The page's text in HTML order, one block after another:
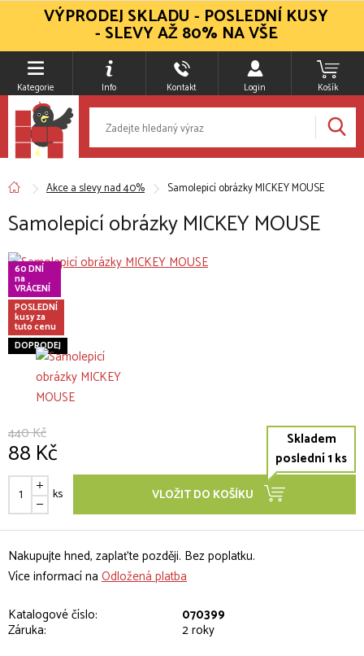
Kategorie Info Kontakt Login Košík
Akce a slevy nad 40% Samolepicí obrázky MICKEY MOUSE
Samolepicí obrázky MICKEY MOUSE
60 DNÍ
na
VRÁCENÍ
POSLEDNÍ
kusy za
tuto cenu
DOPRODEJ
440 Kč
88 Kč
Skladem
poslední 1 ks
ks VLOŽIT DO KOŠÍKU
Nakupujte hned, zaplaťte později. Bez poplatku.
Více informací na Odložená platba
Katalogové číslo:
070399
Záruka: 2 roky
VÝPRODEJ SKLADU - POSLEDNÍ KUSY
- SLEVY AŽ 80% NA VŠE